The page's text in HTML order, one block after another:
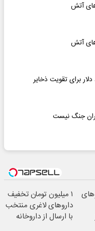
آتش
آتش
برای تقویت ذخایر
جنگ نیست
۱ میلیون تومان تخفیف
داروهای لاغری منتخب
با ارسال از داروخانه